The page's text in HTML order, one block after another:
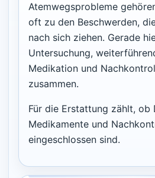
Atemwegsprobleme
oft zu den Beschwerden,
nach sich ziehen. Gerade
Untersuchung,
Medikation und
zusammen.
Für die Erstattung zählt, ob
Medikamente und
eingeschlossen sind.